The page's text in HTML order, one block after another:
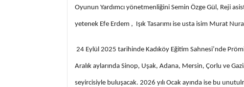
Oyunun Yardımcı yönetmenliğini Semin Özge Gül, Reji
yetenek Efe Erdem , Işık Tasarımı ise usta isim Murat
24 Eylül 2025 tarihinde Kadıköy Eğitim Sahnesi’nde
Aralık aylarında Sinop, Uşak, Adana, Mersin, Çorlu ve
seyircisiyle buluşacak. 2026 yılı Ocak ayında ise bu